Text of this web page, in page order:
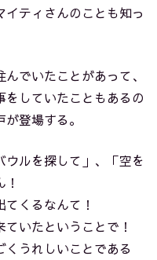
ティさんのことも知っ
でいたことがあって、
していたこともあるの
登場する。
ウルを探して」、「空を
くるなんて！
いたということで！
うれしいことである